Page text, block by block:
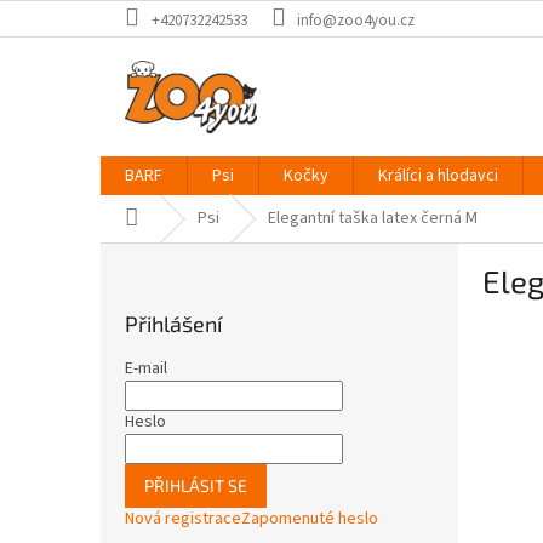
na
+420732242533 info@zoo4you.cz
BARF Psi Kočky Králíci a hlodavci
Domů Psi Elegantní taška latex černá M
Přihlášení
E-mail
Heslo
PŘIHLÁSIT SE
Nová registraceZapomenuté heslo